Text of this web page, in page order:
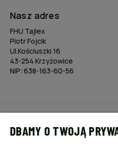
Nasz adres
FHU Tajlex
Piotr Fojcik
Ul.Kościuszki 16
43-254 Krzyżowice
NIP: 638-163-60-56
DBAMY O TWOJĄ